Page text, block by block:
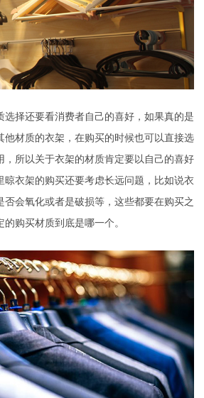
选择还要看消费者自己的喜好，如果真的是
他材质的衣架，在购买的时候也可以直接选
，所以关于衣架的材质肯定要以自己的喜好
晾衣架的购买还要考虑长远问题，比如说衣
否会氧化或者是破损等，这些都要在购买之
购买材质到底是哪一个。